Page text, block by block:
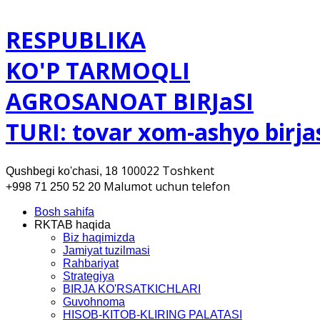
RESPUBLIKA
KO'P TARMOQLI
AGROSANOAT BIRJaSI
TURI: tovar xom-ashyo
Qushbegi ko'chasi, 18 100022 Toshkent
+998 71 250 52 20 Malumot uchun telefon
Bosh sahifa
RKTAB haqida
Biz haqimizda
Jamiyat tuzilmasi
Rahbariyat
Strategiya
BIRJA KO'RSATKICHLARI
Guvohnoma
HISOB-KITOB-KLIRING PALATASI